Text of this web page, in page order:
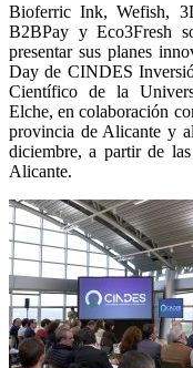
Bioferric Ink, Wefish,
B2BPay y Eco3Fresh
presentar sus planes
Day de CINDES
Científico de la
Elche, en colaboración
provincia de Alicante y
diciembre, a partir de
Alicante.